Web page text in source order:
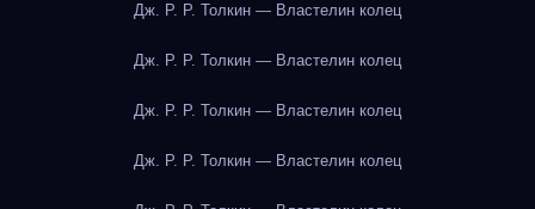
Дж. Р. Р. Толкин — Властелин колец
Дж. Р. Р. Толкин — Властелин колец
Дж. Р. Р. Толкин — Властелин колец
Дж. Р. Р. Толкин — Властелин колец